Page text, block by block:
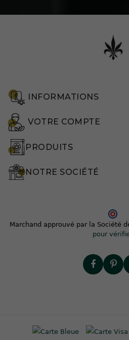
INFORMATIONS
VOTRE COMPTE
PRODUITS
NOTRE SOCIÉTÉ
Marchand approuvé par la Société
pour